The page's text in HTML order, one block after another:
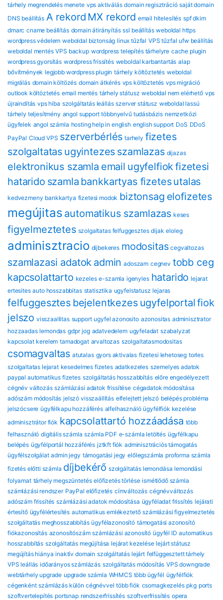
tárhely megrendelés menete vps aktiválás domain regisztráció saját domain
DNS beállítás A rekord MX rekord email hitelesítés spf dkim
dmarc cname beállítás domain átirányítás ssl beállítás weboldal https
wordpress védelem weboldal biztonság linux tűzfal VPS tűzfal ufw beállítás
weboldal mentés VPS backup wordpress telepítés tárhelyre cache plugin
wordpress gyorsítás wordpress frissítés weboldal karbantartás alap
bővítmények legjobb wordpress plugin tárhely költöztetés weboldal
migrálás domain költözés domain átkérés vps költöztetés vps migráció
outlook költöztetés email mentés tárhely státusz weboldal nem elérhető vps
újraindítás vps hiba szolgáltatás leállás szerver státusz weboldal lassú
tárhely teljesítmény angol support többnyelvű tudásbázis nemzetközi
ügyfelek angol számla hosting help in english english support DoS DDoS
PayPal Cloud VPS szerverbérlés tarhely fizetes
szolgaltatas ugyintezes szamlazas dijazas
elektronikus szamla email ugyfelfiok fizetesi
hatarido szamla bankkartyas fizetesutalas
kedvezmeny bankkartya fizetesi modok biztonsag eloﬁzetes
megújitas automatikus szamlazas keses
figyelmeztetes szolgaltatas felfuggesztes dijak eloleg
adminisztracio dijbekeres modositas cegvaltozas
szamlazasi adatok admin adoszam cegnev tobb ceg
kapcsolattarto kezeles e-szamla igenyles hatarido lejarat
ertesites auto hosszabbitas statisztika ugyfelstatusz lejaras
felfuggesztes bejelentkezes ugyfelportalfiok
jelszo visszaallitas support ugyfel azonosito azonositas adminisztrator
hozzaadas lemondas gdpr jog adatvedelem ugyfeladat szabalyzat
kapcsolat kerelem tamadogat arvaltozas szolgaltatasmodositas
csomagvaltas atutalas gyors aktivalas fizetesi lehetoseg torles
szolgaltatas lejarat kesedelmes fizetes adatkezeles szemelyes adatok
paypal automatikus fizetes szolgáltatás hosszabbítás előre engedélyezett
cégnév változás számlázási adatok frissítése cégadatok módosítása
adószám módosítás jelszó visszaállítás elfelejtett jelszó belépés probléma
jelszócsere ügyfélkapu hozzáférés alfelhasználó ügyfélfiók kezelése
adminisztrátor fiók kapcsolattartó hozzáadása több
felhasználó digitális számla számla PDF e-számla letöltés ügyfélkapu
belépés ügyfélportál hozzáférés jztkft fiók adminisztrációs támogatás
ügyfélszolgálat admin jegy támogatási jegy előlegszámla proforma számla
fizetés előtti számla díjbekérő szolgáltatás lemondása lemondási
folyamat tárhely megszüntetés előfizetés törlése ismétlődő számla
számlázási rendszer PayPal előfizetés címváltozás cégnévváltozás
adószám frissítés számlázási adatok módosítása ügyféladat frissítés lejárati
értesítő ügyfélértesítés automatikus emlékeztető számlázási figyelmeztetés
szolgáltatás meghosszabbítás ügyfélazonosító támogatási azonosító
fiókazonosítás azonosítószám számlázási azonosító ügyfél ID automatikus
hosszabbítás szolgáltatás megújítása lejárat kezelése lejárt státusz
megújítás hiánya inaktív domain szolgáltatás lejárt felfüggesztett tárhely
VPS leállás időarányos számlázás szolgáltatás módosítás VPS downgrade
webtárhely upgrade upgrade számla WHMCS több ügyfél ügyfélfiók
cégenként számlázás külön cégnévvel több fiók csomagkezelés pkg ports
szoftvertelepítés portsnap rendszerfrissítés szoftverfrissítés opera